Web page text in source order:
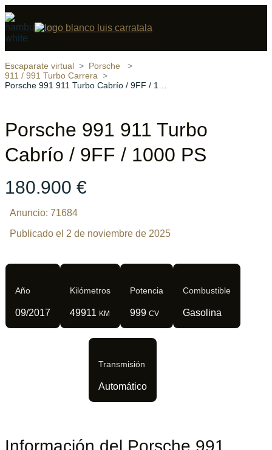
‹ ›
Compartir
Escaparate virtual
Porsche
911 / 991 Turbo Carrera
Porsche 991 911 Turbo
Cabrío / 9FF / 1000 PS
180.900 €
Anuncio: 71684
Publicado el 2 de noviembre de 2025
Año
09/2017
Kilómetros
49911 KM
Potencia
999 CV
Combustible
Gasolina
Transmisión
Automático
Información del Porsche 991